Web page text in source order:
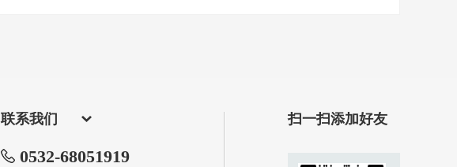
联系我们
0532-68051919
扫一扫添加好友